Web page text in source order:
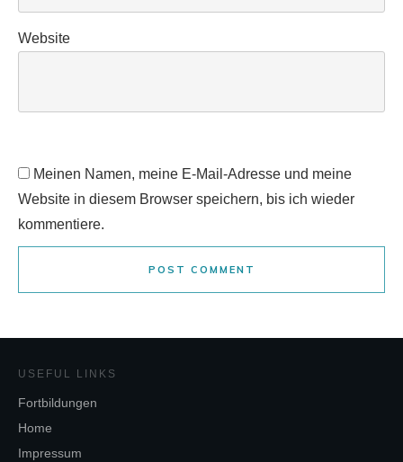
Website
Meinen Namen, meine E-Mail-Adresse und meine
Website in diesem Browser speichern, bis ich wieder
kommentiere.
POST COMMENT
USEFUL LINKS
Fortbildungen
Home
Impressum